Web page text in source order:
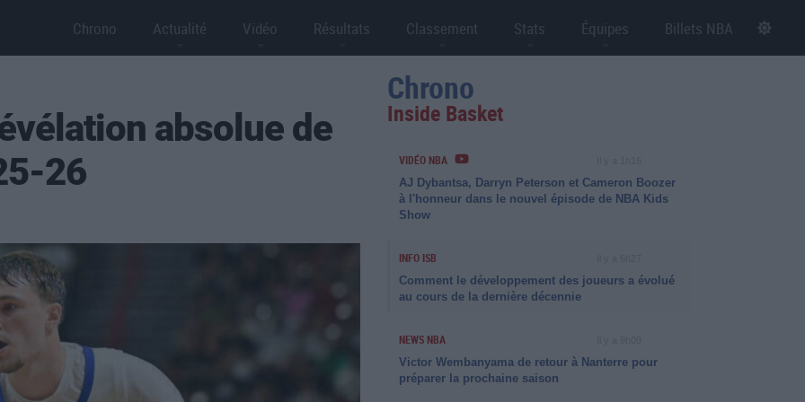
Chrono Actualité Vidéo Résultats Classement Stats Équipes Billets NBA
absolue de
26
Chrono
Inside Basket
VIDÉO NBA
AJ Dybantsa, Darryn Peterson et Cameron Boozer
à l'honneur dans le nouvel épisode de NBA Kids
Show
INFO ISB
Comment le développement des joueurs a évolué
au cours de la dernière décennie
NEWS NBA
Victor Wembanyama de retour à Nanterre pour
préparer la prochaine saison